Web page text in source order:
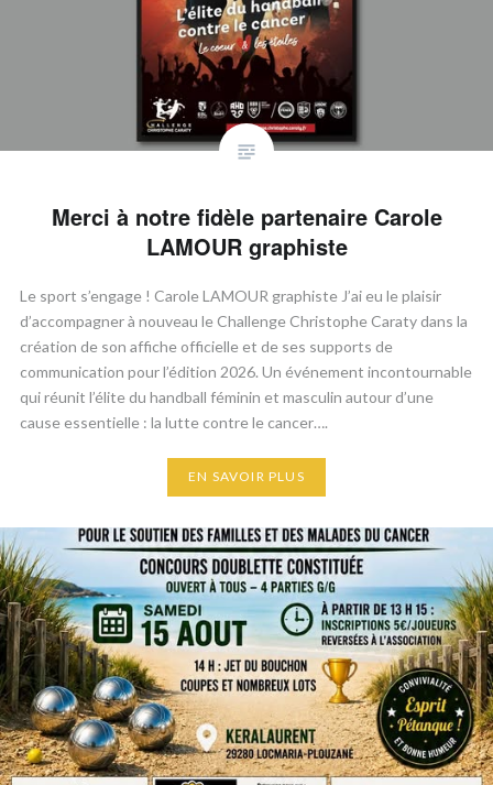
Merci à notre fidèle partenaire Carole
LAMOUR graphiste
Le sport s’engage ! Carole LAMOUR graphiste J’ai eu le plaisir
d’accompagner à nouveau le Challenge Christophe Caraty dans la
création de son affiche officielle et de ses supports de
communication pour l’édition 2026. Un événement incontournable
qui réunit l’élite du handball féminin et masculin autour d’une
cause essentielle : la lutte contre le cancer….
EN SAVOIR PLUS